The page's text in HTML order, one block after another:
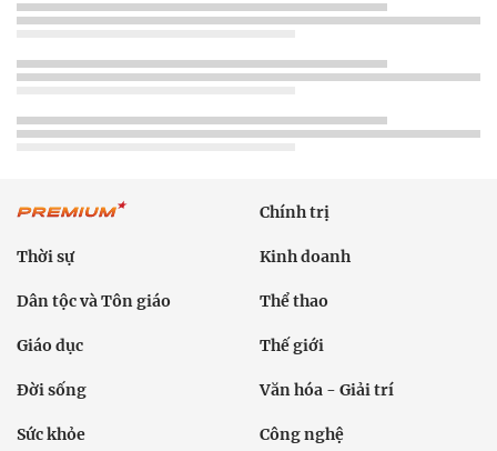
Chính trị
Thời sự Kinh doanh
Dân tộc và Tôn giáo Thể thao
Giáo dục Thế giới
Đời sống Văn hóa - Giải trí
Sức khỏe Công nghệ